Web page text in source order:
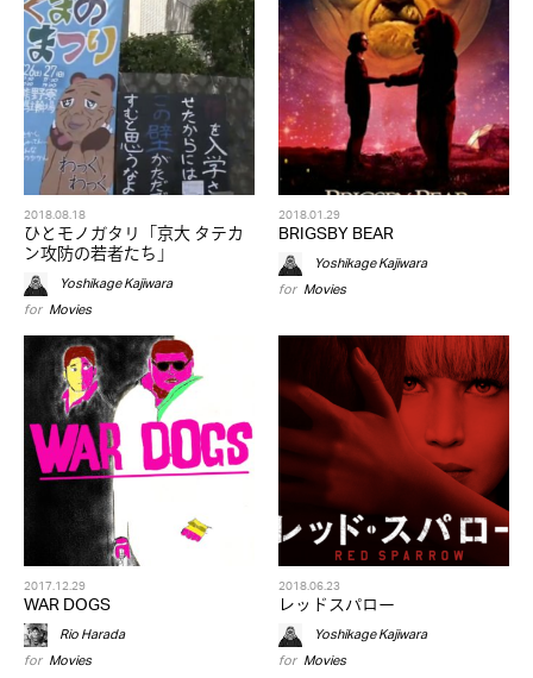
2018.08.18
ひとモノガタリ「京大 タテカ
ン攻防の若者たち」
Yoshikage Kajiwara
for Movies
2018.01.29
BRIGSBY BEAR
Yoshikage Kajiwara
for Movies
2017.12.29
WAR DOGS
Rio Harada
for Movies
2018.06.23
レッドスパロー
Yoshikage Kajiwara
for Movies